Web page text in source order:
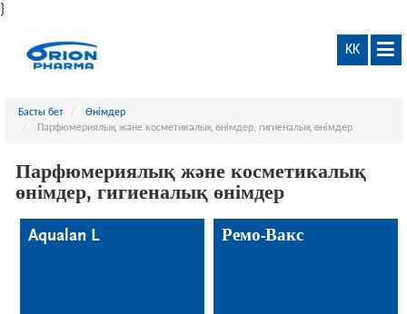
}
KK
Басты бет
Өнімдер
Парфюмериялық және косметикалық өнімдер, гигиеналық өнімдер
Парфюмериялық және косметикалық
өнімдер, гигиеналық өнімдер
Aqualan L Ремо-Вакс